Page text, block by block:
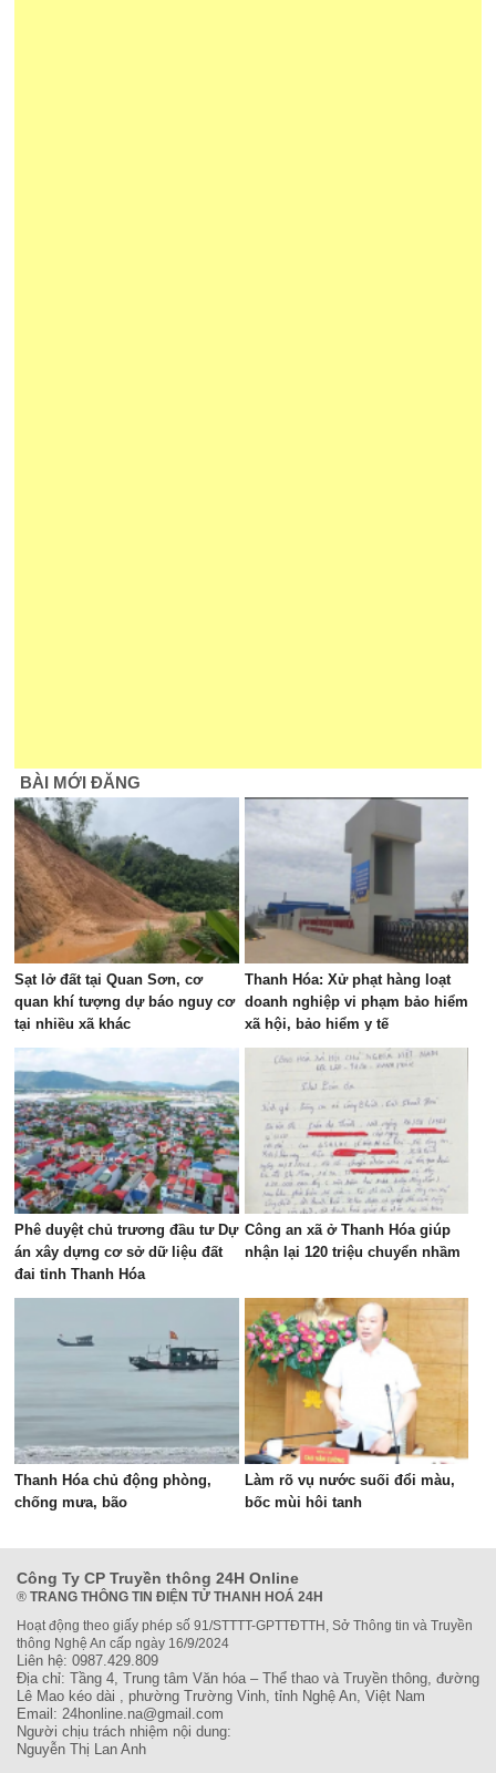
BÀI MỚI ĐĂNG
Sạt lở đất tại Quan Sơn, cơ
quan khí tượng dự báo nguy cơ
tại nhiều xã khác
Thanh Hóa: Xử phạt hàng loạt
doanh nghiệp vi phạm bảo hiểm
xã hội, bảo hiểm y tế
Phê duyệt chủ trương đầu tư Dự
án xây dựng cơ sở dữ liệu đất
đai tỉnh Thanh Hóa
Công an xã ở Thanh Hóa giúp
nhận lại 120 triệu chuyển nhầm
Thanh Hóa chủ động phòng,
chống mưa, bão
Làm rõ vụ nước suối đổi màu,
bốc mùi hôi tanh
Công Ty CP Truyền thông 24H Online
® TRANG THÔNG TIN ĐIỆN TỬ THANH HOÁ 24H
Hoạt động theo giấy phép số 91/STTTT-GPTTĐTTH, Sở Thông tin và Truyền
thông Nghệ An cấp ngày 16/9/2024
Liên hệ: 0987.429.809
Địa chỉ: Tầng 4, Trung tâm Văn hóa – Thể thao và Truyền thông, đường
Lê Mao kéo dài , phường Trường Vinh, tỉnh Nghệ An, Việt Nam
Email: 24honline.na@gmail.com
Người chịu trách nhiệm nội dung:
Nguyễn Thị Lan Anh